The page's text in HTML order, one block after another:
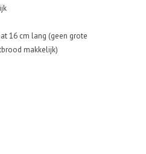
16 cm lang (geen grote
makkelijk)